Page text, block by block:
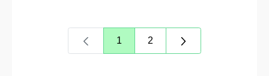
Orrialdea
1
Orrialdea
2